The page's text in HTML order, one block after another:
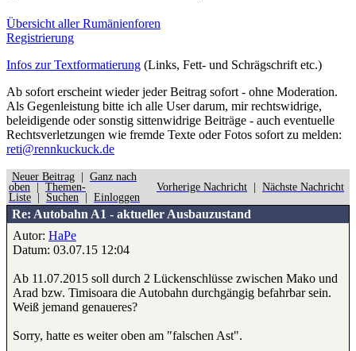
Übersicht aller Rumänienforen
Registrierung
Infos zur Textformatierung (Links, Fett- und Schrägschrift etc.)
Ab sofort erscheint wieder jeder Beitrag sofort - ohne Moderation.
Als Gegenleistung bitte ich alle User darum, mir rechtswidrige,
beleidigende oder sonstig sittenwidrige Beiträge - auch eventuelle
Rechtsverletzungen wie fremde Texte oder Fotos sofort zu melden:
reti@rennkuckuck.de
Neuer Beitrag
Ganz nach
oben
Themen-
Liste
Suchen Einloggen
Vorherige Nachricht Nächste Nachricht
Re: Autobahn A1 - aktueller Ausbauzustand
Autor: HaPe
Datum: 03.07.15 12:04
Ab 11.07.2015 soll durch 2 Lückenschlüsse zwischen Mako und
Arad bzw. Timisoara die Autobahn durchgängig befahrbar sein.
Weiß jemand genaueres?
Sorry, hatte es weiter oben am "falschen Ast".